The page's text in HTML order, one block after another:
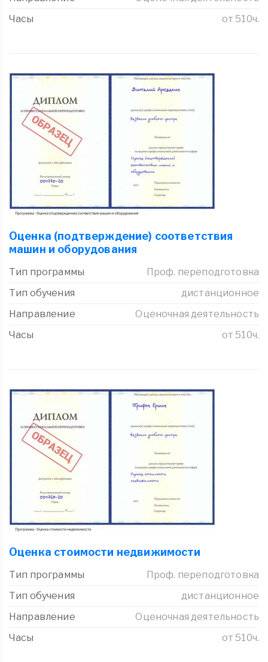
Часы
от 510ч.
Оценка (подтверждение) соответствия
машин и оборудования
Тип программы
Проф. переподготовка
Тип обучения
дистанционное
Направление
Оценочная деятельность
Часы
от 510ч.
Оценка стоимости недвижимости
Тип программы
Проф. переподготовка
Тип обучения
дистанционное
Направление
Оценочная деятельность
Часы
от 510ч.